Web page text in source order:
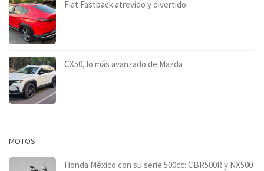
Fiat Fastback atrevido y divertido
CX50, lo más avanzado de Mazda
MOTOS
Honda México con su serie 500cc: CBR500R y NX500